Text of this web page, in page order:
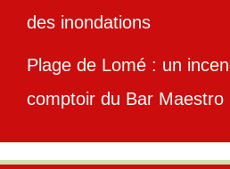
des inondations
Plage de Lomé : un
comptoir du Bar Maestro